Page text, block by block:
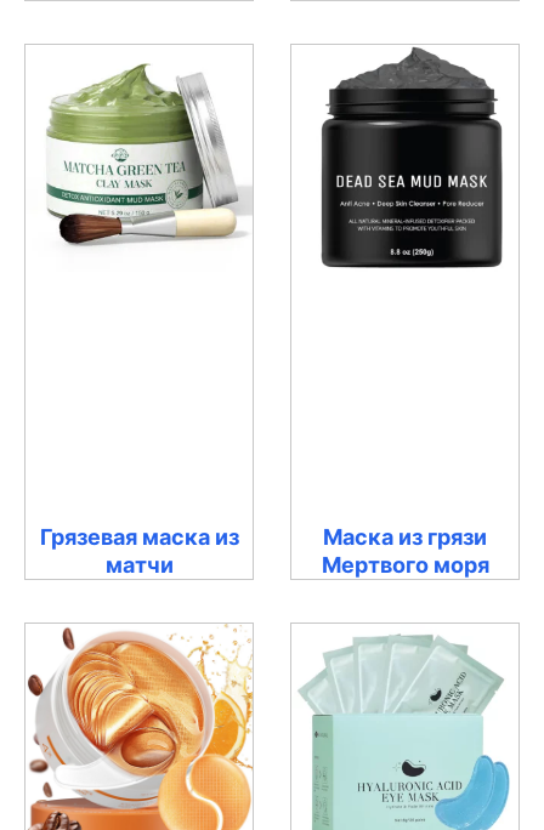
Грязевая маска из
матчи
Маска из грязи
Мертвого моря